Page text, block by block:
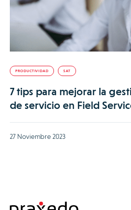
PRODUCTIVIDAD SAT
7 tips para mejorar la
de servicio en Field
27 Noviembre 2023